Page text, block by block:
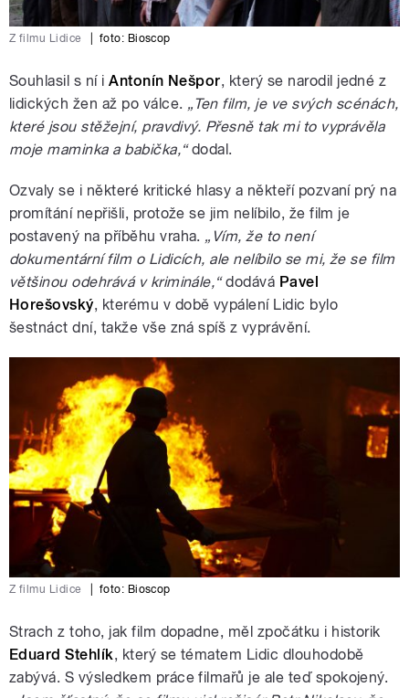
Z filmu Lidice foto: Bioscop
Souhlasil s ní iAntonín Nešpor, který se narodil jedné z
lidických žen až po válce. „Ten film, je ve svých scénách,
které jsou stěžejní, pravdivý. Přesně tak mi to vyprávěla
moje maminka a babička,“dodal.
Ozvaly se i některé kritické hlasy a někteří pozvaní prý na
promítání nepřišli, protože se jim nelíbilo, že film je
postavený na příběhu vraha. „Vím, že to není
dokumentární film o Lidicích, ale nelíbilo se mi, že se film
většinou odehrává v kriminále,“dodává Pavel
Horešovský, kterému v době vypálení Lidic bylo
šestnáct dní, takže vše zná spíš z vyprávění.
Z filmu Lidice foto: Bioscop
Strach z toho, jak film dopadne, měl zpočátku i historik
Eduard Stehlík, který se tématem Lidic dlouhodobě
zabývá. S výsledkem práce filmařů je ale teď spokojený.